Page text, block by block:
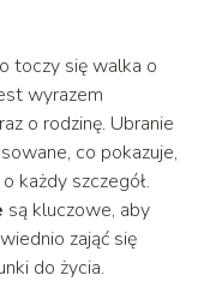
toczy się walka o
wyrazem
o rodzinę. Ubranie
co pokazuje,
każdy szczegół.
są kluczowe, aby
zająć się
do życia.